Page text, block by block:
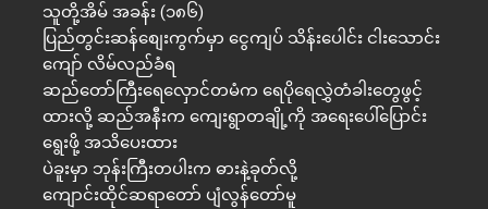
သူတို့အိမ် အခန်း (၁၈၆)
ပြည်တွင်းဆန်စျေးကွက်မှာ ငွေကျပ် သိန်းပေါင်း ငါး​သောင်း
ကျော် လိမ်လည်ခံရ
ဆည်တော်ကြီးရေလှောင်တမံက ရေပိုရေလွှဲတံခါးတွေဖွင့်
ထားလို့ ဆည်အနီးက ကျေးရွာတချို့ကို အရေးပေါ်ပြောင်း
ရွေးဖို့ အသိပေးထား
ပဲခူးမှာ ဘုန်းကြီးတပါးက ဓားနဲ့ခုတ်လို့
ကျောင်းထိုင်ဆရာတော် ပျံလွန်တော်မူ